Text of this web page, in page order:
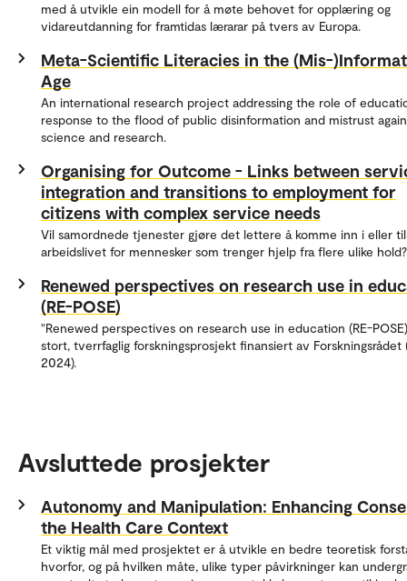
med å utvikle ein modell for å møte behovet for opplæring og
vidareutdanning for framtidas lærarar på tvers av Europa.
Meta-Scientific Literacies in the (Mis-
Age
An international research project addressing the role of
response to the flood of public disinformation and mistrust
science and research.
Organising for Outcome - Links between
integration and transitions to employment for
citizens with complex service needs
Vil samordnede tjenester gjøre det lettere å komme inn i eller
arbeidslivet for mennesker som trenger hjelp fra flere ulike hold?
Renewed perspectives on research use in
(RE-POSE)
"Renewed perspectives on research use in education (RE-
stort, tverrfaglig forskningsprosjekt finansiert av
2024).
Avsluttede prosjekter
Autonomy and Manipulation: Enhancing
the Health Care Context
Et viktig mål med prosjektet er å utvikle en bedre teoretisk
hvorfor, og på hvilken måte, ulike typer påvirkninger kan